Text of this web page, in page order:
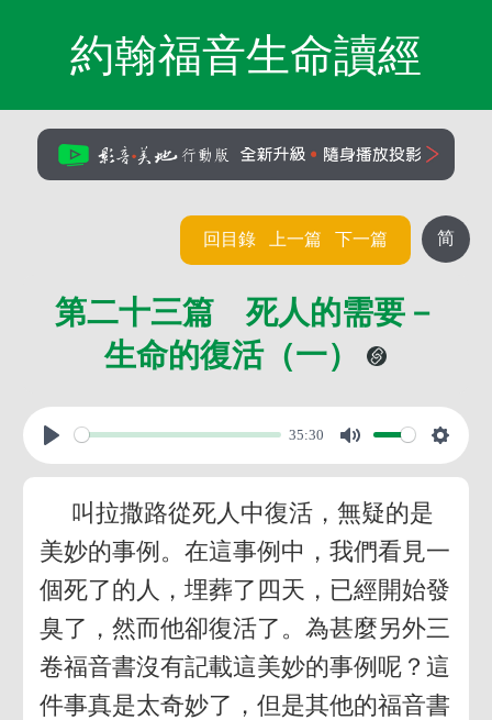
約翰福音生命讀經
简
回目錄 上一篇 下一篇
第二十三篇 死人的需要－
生命的復活（一）
35:30
叫拉撒路從死人中復活，無疑的是
美妙的事例。在這事例中，我們看見一
個死了的人，埋葬了四天，已經開始發
臭了，然而他卻復活了。為甚麼另外三
卷福音書沒有記載這美妙的事例呢？這
件事真是太奇妙了，但是其他的福音書